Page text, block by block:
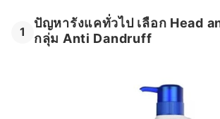
1
ปัญหารังแคทั่วไป เลือก Head
กลุ่ม Anti Dandruff